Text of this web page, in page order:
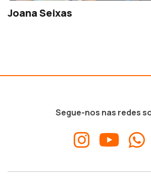
Joana Seixas
Segue-nos nas redes